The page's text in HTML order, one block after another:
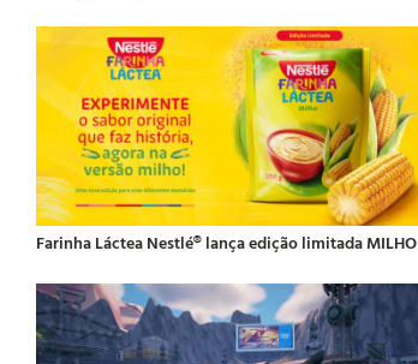
Farinha Láctea Nestlé® lança edição limitada MILHO